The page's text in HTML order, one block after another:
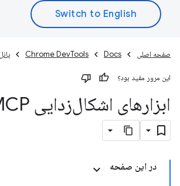
صفحه اصلی Docs
Chrome DevTools
این مرور مفید بود؟
ابزارهای اشکال‌زدایی Web
در این صفحه